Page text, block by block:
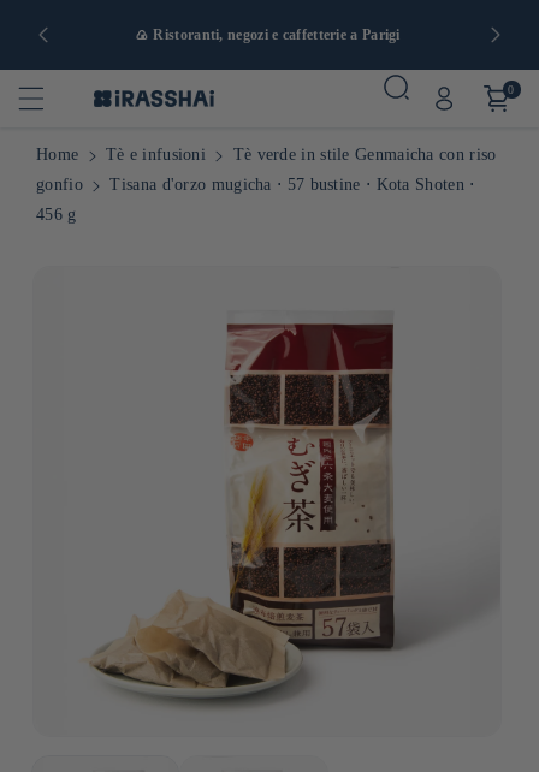
🍙 Ristoranti, negozi e caffetterie a Parigi
0
Home Tè e infusioni
Tè verde in stile Genmaicha con riso
gonfio
Tisana d'orzo mugicha ⋅ 57 bustine ⋅ Kota Shoten ⋅
456 g